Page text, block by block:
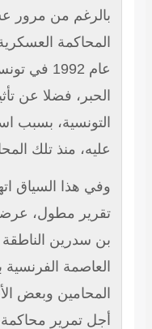
من مرور عشرة
العسكرية
عام 1992 في تونس،
فضلا عن تأثيرها
بسبب استمرار
منذ تلك المحاكمة
هذا السياق اتهم
مطول، عرضته بشكل
سدرين الناطقة باسم
الفرنسية باريس،
وبعض الأحزاب
تمرير محاكمة، قال